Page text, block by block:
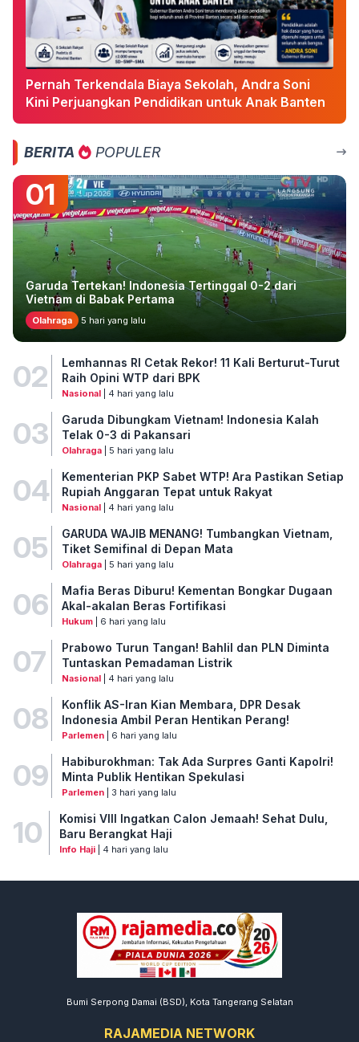
Pernah Terkendala Biaya Sekolah, Andra Soni
Kini Perjuangkan Pendidikan untuk Anak Banten
BERITA POPULER
01
Garuda Tertekan! Indonesia Tertinggal 0-2 dari
Vietnam di Babak Pertama
Olahraga 5 hari yang lalu
02
Lemhannas RI Cetak Rekor! 11 Kali Berturut-Turut
Raih Opini WTP dari BPK
Nasional| 4 hari yang lalu
03
Garuda Dibungkam Vietnam! Indonesia Kalah
Telak 0-3 di Pakansari
Olahraga| 5 hari yang lalu
04
Kementerian PKP Sabet WTP! Ara Pastikan Setiap
Rupiah Anggaran Tepat untuk Rakyat
Nasional| 4 hari yang lalu
05
GARUDA WAJIB MENANG! Tumbangkan Vietnam,
Tiket Semifinal di Depan Mata
Olahraga| 5 hari yang lalu
06
Mafia Beras Diburu! Kementan Bongkar Dugaan
Akal-akalan Beras Fortifikasi
Hukum| 6 hari yang lalu
07
Prabowo Turun Tangan! Bahlil dan PLN Diminta
Tuntaskan Pemadaman Listrik
Nasional| 4 hari yang lalu
08
Konflik AS-Iran Kian Membara, DPR Desak
Indonesia Ambil Peran Hentikan Perang!
Parlemen| 6 hari yang lalu
09
Habiburokhman: Tak Ada Surpres Ganti Kapolri!
Minta Publik Hentikan Spekulasi
Parlemen| 3 hari yang lalu
10
Komisi VIII Ingatkan Calon Jemaah! Sehat Dulu,
Baru Berangkat Haji
Info Haji| 4 hari yang lalu
Bumi Serpong Damai (BSD), Kota Tangerang Selatan
RAJAMEDIA NETWORK